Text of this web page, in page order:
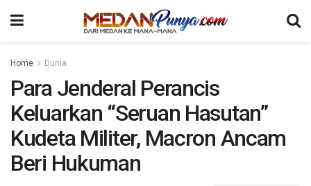
Home Dunia
Para Jenderal Perancis
Keluarkan “Seruan Hasutan”
Kudeta Militer, Macron Ancam
Beri Hukuman